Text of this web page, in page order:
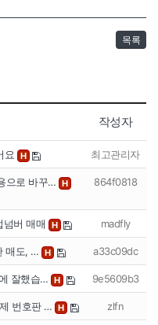
목록
작성자
요 H 최고관리자
으로 바꾸… H 864f0818
버 매매 H madfly
매도, … H a33c09dc
잘했습… H 9e5609b3
번호판 … H zlfn